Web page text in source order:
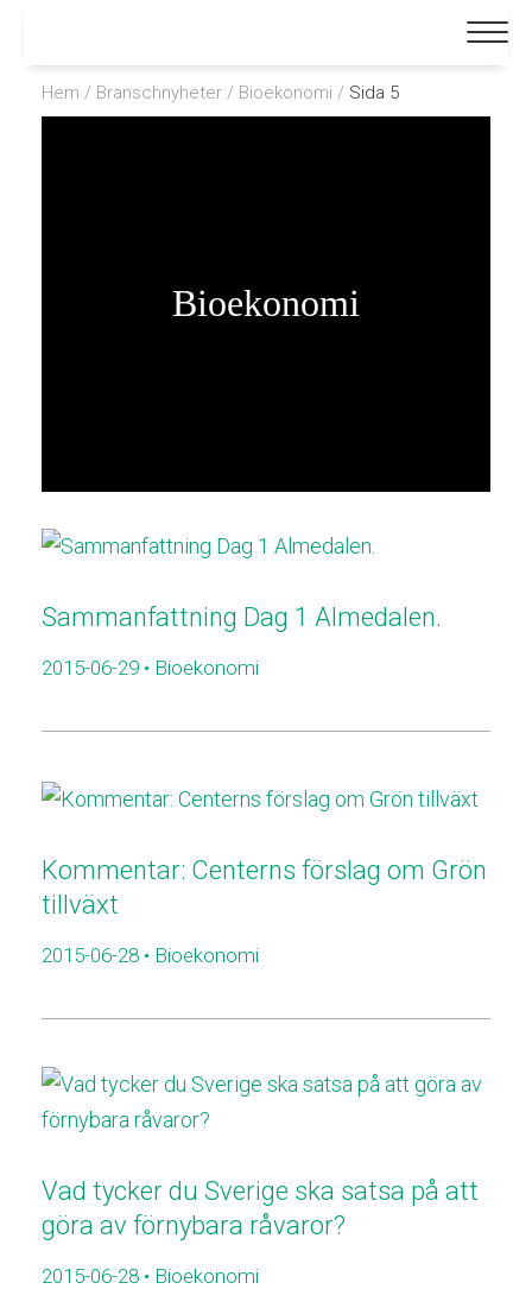
Hem / Branschnyheter / Bioekonomi / Sida 5
Bioekonomi
Sammanfattning Dag 1 Almedalen.
2015-06-29 • Bioekonomi
Kommentar: Centerns förslag om Grön
tillväxt
2015-06-28 • Bioekonomi
Vad tycker du Sverige ska satsa på att
göra av förnybara råvaror?
2015-06-28 • Bioekonomi